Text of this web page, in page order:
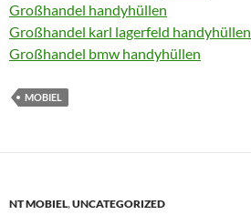
Großhandel handyhüllen
Großhandel karl lagerfeld handyhüllen
Großhandel bmw handyhüllen
MOBIEL
NT MOBIEL,UNCATEGORIZED